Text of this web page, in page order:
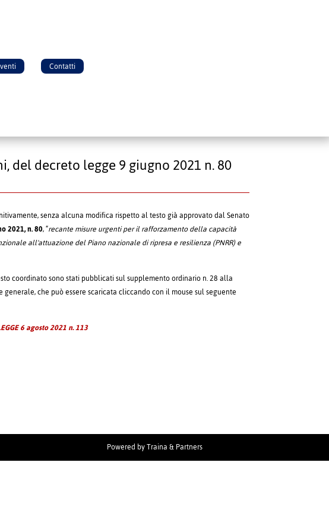
Contatti
del decreto legge 9 giugno 2021 n. 80
senza alcuna modifica rispetto al testo già approvato dal Senato
2021, n. 80, “recantemisure urgenti per il rafforzamento della capacità
all'attuazione del Piano nazionale di ripresa e resilienza (PNRR) e
coordinato sono stati pubblicati sul supplemento ordinario n. 28 alla
che può essere scaricata cliccando con il mouse sul seguente
6 agosto 2021 n. 113
Powered byTraina & Partners